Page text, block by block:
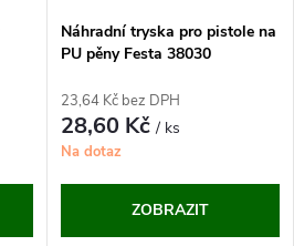
Náhradní tryska pro pistole na
PU pěny Festa 38030
23,64 Kč bez DPH
28,60 Kč/ ks
Na dotaz
ZOBRAZIT